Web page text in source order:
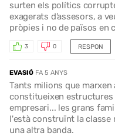
surten els polítics
exagerats d’assesors, a
pròpies i no de països en
RESPON
3 0
EVASIÓ FA 5 ANYS
Tants milions que
constitueixen estructures
empresari... les grans
l'està construïnt la classe
una altra banda.